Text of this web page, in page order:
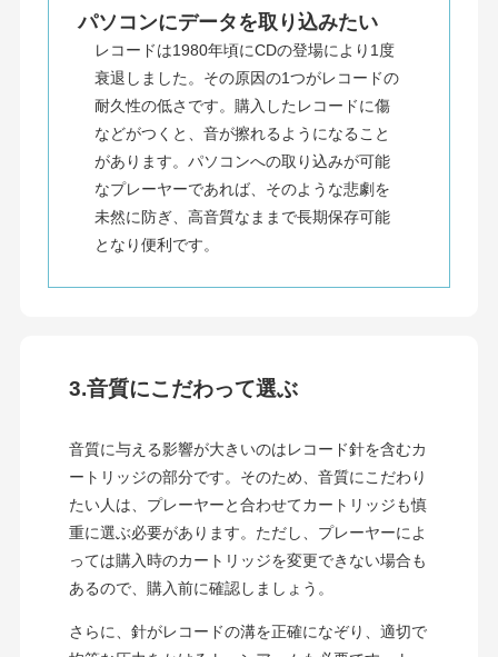
パソコンにデータを取り込みたい
レコードは1980年頃にCDの登場により1度
衰退しました。その原因の1つがレコードの
耐久性の低さです。購入したレコードに傷
などがつくと、音が擦れるようになること
があります。パソコンへの取り込みが可能
なプレーヤーであれば、そのような悲劇を
未然に防ぎ、高音質なままで長期保存可能
となり便利です。
3.音質にこだわって選ぶ
音質に与える影響が大きいのはレコード針を含むカ
ートリッジの部分です。そのため、音質にこだわり
たい人は、プレーヤーと合わせてカートリッジも慎
重に選ぶ必要があります。ただし、プレーヤーによ
っては購入時のカートリッジを変更できない場合も
あるので、購入前に確認しましょう。
さらに、針がレコードの溝を正確になぞり、適切で